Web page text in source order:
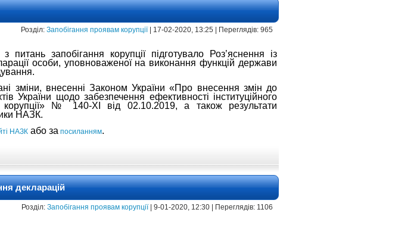
Розділ: Запобігання проявам корупції| 17-02-2020, 13:25 | Переглядів: 965
питань запобігання корупції підготувало Роз’яснення із
особи, уповноваженої на виконання функцій держави
зміни, внесенні Законом України «Про внесення змін до
України щодо забезпечення ефективності інституційного
корупції» № 140-ХІ від 02.10.2019, а також результати
НАЗК.
НАЗК або за посиланням.
декларацій
Розділ: Запобігання проявам корупції| 9-01-2020, 12:30 | Переглядів: 1106